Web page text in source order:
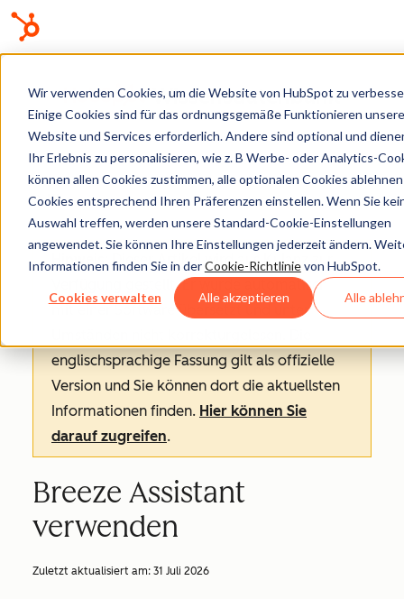
Wir verwenden Cookies, um die Website von HubSpot zu
Einige Cookies sind für das ordnungsgemäße Funktionieren
Website und Services erforderlich. Andere sind optional und
Ihr Erlebnis zu personalisieren, wie z. B Werbe- oder Analytics-
können allen Cookies zustimmen, alle optionalen Cookies
Cookies entsprechend Ihren Präferenzen einstellen. Wenn Sie
Auswahl treffen, werden unsere Standard-Cookie-Einstellungen
angewendet. Sie können Ihre Einstellungen jederzeit ändern.
Informationen finden Sie in derCookie-Richtlinievon HubSpot.
Cookies verwalten Alle akzeptieren Alle
Wissensdatenbank
KI
Hinweis
: Dieser Artikel wird aus Kulanz zur
Verfügung gestellt.Er wurde automatisch
mit einer Software übersetzt und unter
englischsprachige Fassung gilt als offizielle
Version und Sie können dort die aktuellsten
Informationen finden. Hier können Sie
darauf zugreifen.
Breeze Assistant
verwenden
Zuletzt aktualisiert am: 31 Juli 2026